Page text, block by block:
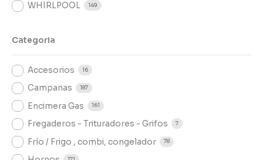
WHIRLPOOL 149
Categoria
Accesorios 16
Campanas 187
Encimera Gas 161
Fregaderos - Trituradores - Grifos 7
Frío / Frigo , combi, congelador 78